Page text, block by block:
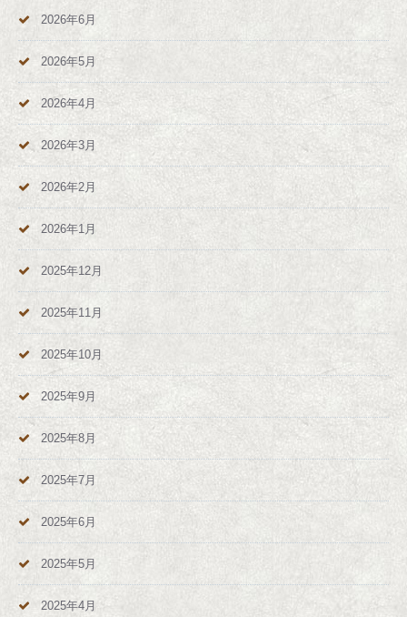
2026年6月
2026年5月
2026年4月
2026年3月
2026年2月
2026年1月
2025年12月
2025年11月
2025年10月
2025年9月
2025年8月
2025年7月
2025年6月
2025年5月
2025年4月